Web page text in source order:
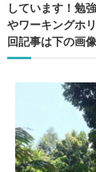
しています！勉
やワーキングホ
回記事は下の画